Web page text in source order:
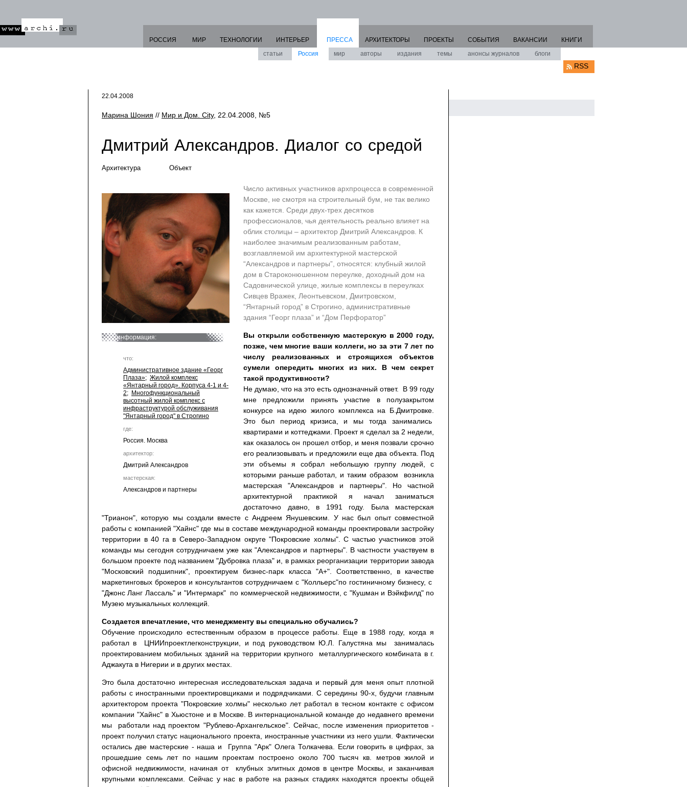
РОССИЯ МИР ТЕХНОЛОГИИ ИНТЕРЬЕР
ПРЕССА
статьи
Россия мир авторы издания темы анонсы журналов блоги
АРХИТЕКТОРЫ ПРОЕКТЫ СОБЫТИЯ ВАКАНСИИ КНИГИ
RSS
22.04.2008
Марина Шония // Мир и Дом. City, 22.04.2008, №5
Дмитрий Александров. Диалог со средой
Архитектура Объект
информация:
что:
Административное здание «Георг
Плаза»; Жилой комплекс
«Янтарный город». Корпуса 4-1 и 4-
2; Многофункциональный
высотный жилой комплекс с
инфраструктурой обслуживания
"Янтарный город" в Строгино
где:
Россия. Москва
архитектор:
Дмитрий Александров
мастерская:
Александров и партнеры
Число активных участников архпроцесса в современной
Москве, не смотря на строительный бум, не так велико
как кажется. Среди двух-трех десятков
профессионалов, чья деятельность реально влияет на
облик столицы – архитектор Дмитрий Александров. К
наиболее значимым реализованным работам,
возглавляемой им архитектурной мастерской
“Александров и партнеры”, относятся: клубный жилой
дом в Староконюшенном переулке, доходный дом на
Садовнической улице, жилые комплексы в переулках
Сивцев Вражек, Леонтьевском, Дмитровском,
“Янтарный город” в Строгино, административные
здания “Георг плаза” и “Дом Перфоратор”
Вы открыли собственную мастерскую в 2000 году,
позже, чем многие ваши коллеги, но за эти 7 лет по
числу реализованных и строящихся объектов
сумели опередить многих из них. В чем секрет
такой продуктивности?
Не думаю, что на это есть однозначный ответ. В 99 году
мне предложили принять участие в полузакрытом
конкурсе на идею жилого комплекса на Б.Дмитровке.
Это был период кризиса, и мы тогда занимались
квартирами и коттеджами. Проект я сделал за 2 недели,
как оказалось он прошел отбор, и меня позвали срочно
его реализовывать и предложили еще два объекта. Под
эти объемы я собрал небольшую группу людей, с
которыми раньше работал, и таким образом возникла
мастерская "Александров и партнеры". Но частной
архитектурной практикой я начал заниматься
достаточно давно, в 1991 году. Была мастерская
"Трианон", которую мы создали вместе с Андреем Янушевским. У нас был опыт совместной
работы с компанией "Хайнс" где мы в составе международной команды проектировали застройку
территории в 40 га в Северо-Западном округе "Покровские холмы". С частью участников этой
команды мы сегодня сотрудничаем уже как "Александров и партнеры". В частности участвуем в
большом проекте под названием "Дубровка плаза" и, в рамках реорганизации территории завода
"Московский подшипник", проектируем бизнес-парк класса "А+". Соответственно, в качестве
маркетинговых брокеров и консультантов сотрудничаем с "Колльерс"по гостиничному бизнесу, с
"Джонс Ланг Лассаль" и "Интермарк" по коммерческой недвижимости, с "Кушман и Вэйкфилд" по
Музею музыкальных коллекций.
Создается впечатление, что менеджменту вы специально обучались?
Обучение происходило естественным образом в процессе работы. Еще в 1988 году, когда я
работал в ЦНИИпроектлегконструкции, и под руководством Ю.Л. Галустяна мы занималась
проектированием мобильных зданий на территории крупного металлургического комбината в г.
Аджакута в Нигерии и в других местах.
Это была достаточно интересная исследовательская задача и первый для меня опыт плотной
работы с иностранными проектировщиками и подрядчиками. С середины 90-х, будучи главным
архитектором проекта "Покровские холмы" несколько лет работал в тесном контакте с офисом
компании "Хайнс" в Хьюстоне и в Москве. В интернациональной команде до недавнего времени
мы работали над проектом "Рублево-Архангельское". Сейчас, после изменения приоритетов -
проект получил статус национального проекта, иностранные участники из него ушли. Фактически
остались две мастерские - наша и Группа "Арк" Олега Толкачева. Если говорить в цифрах, за
прошедшие семь лет по нашим проектам построено около 700 тысяч кв. метров жилой и
офисной недвижимости, начиная от клубных элитных домов в центре Москвы, и заканчивая
крупными комплексами. Сейчас у нас в работе на разных стадиях находятся проекты общей